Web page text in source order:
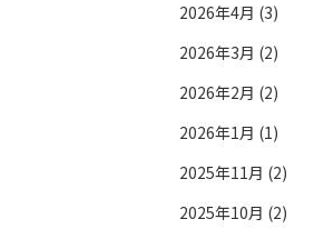
2026年4月 (3)
2026年3月 (2)
2026年2月 (2)
2026年1月 (1)
2025年11月 (2)
2025年10月 (2)